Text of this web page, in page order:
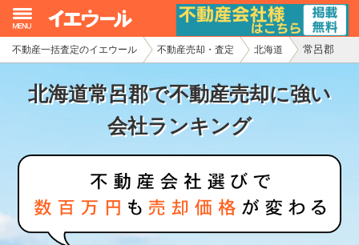
不動産一括査定のイエウール 不動産売却・査定 北海道 常呂郡
北海道常呂郡で不動産売却に強い
会社ランキング
イエウール加盟希望の不動産会社様
初めての方へ
不動産の売却・一括査定
家査定シミュレーター